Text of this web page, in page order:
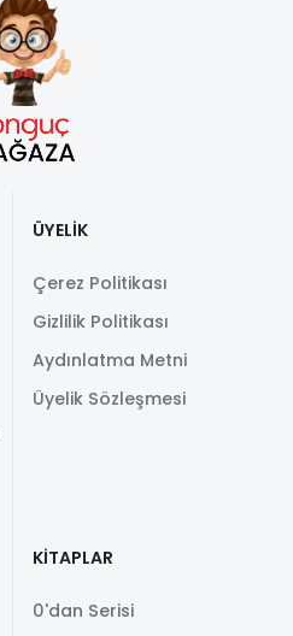
ÜYELİK
Çerez Politikası
Gizlilik Politikası
Aydınlatma Metni
Üyelik Sözleşmesi
KİTAPLAR
0'dan Serisi